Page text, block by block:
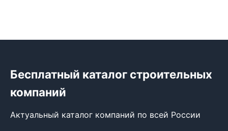
Бесплатный каталог строительных
компаний
Актуальный каталог компаний по всей России